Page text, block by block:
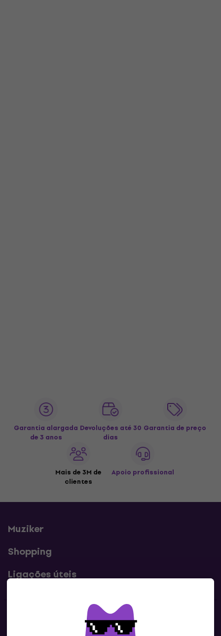
Garantia alargada
de 3 anos
Devoluções até 30
dias
Garantia de preço
Mais de 3M de
clientes
Apoio profissional
Muziker
Shopping
Ligações úteis
Contatos